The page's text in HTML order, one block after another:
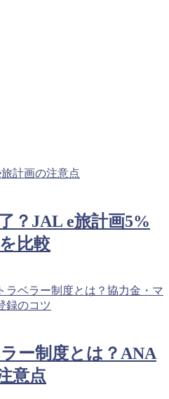
？JAL e旅計画5%
比較
ー制度とは？ANA
意点